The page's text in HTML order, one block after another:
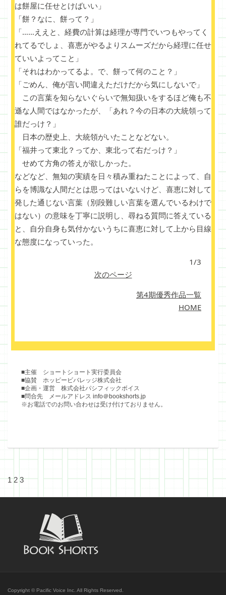
は餅屋に任せとけばいい」
「餅？なに、餅って？」
「……ええと、経費の計算は経理が専門でいつもやってく
れてるでしょ、喜恵がやるよりスムーズだから経理に任せ
ていいよってこと」
「それはわかってるよ。で、餅って何のこと？」
「ごめん、俺が言い間違えただけだから気にしないで」
この言葉を知らないぐらいで無知扱いをするほど俺も不
遜な人間ではなかったが、「あれ？今の日本の大統領って
誰だっけ？」
日本の歴史上、大統領がいたことなどない。
「福井って東北？ってか、東北って右だっけ？」
せめて方角の答えが欲しかった。
などなど、無知の実績を日々積み重ねたことによって、自
らを博識な人間だとは思ってはいないけど、喜恵に対して
発した通じない言葉（別段難しい言葉を選んでいるわけで
はない）の意味を丁寧に説明し、尋ねる質問に答えている
と、自分自身も気付かないうちに喜恵に対して上から目線
な態度になっていった。
1/3
次のページ
第4期優秀作品一覧
HOME
■主催 ショートショート実行委員会
■協賛 ホッピービバレッジ株式会社
■企画・運営 株式会社パシフィックボイス
■問合先 メールアドレス info＠bookshorts.jp
※お電話でのお問い合わせは受け付けておりません。
1 2 3
Copyright © Pacific Voice Inc. All Rights Reserved.